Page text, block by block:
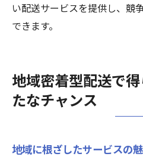
い配送サービスを提供し、競
できます。
地域密着型配送で
たなチャンス
地域に根ざしたサービスの